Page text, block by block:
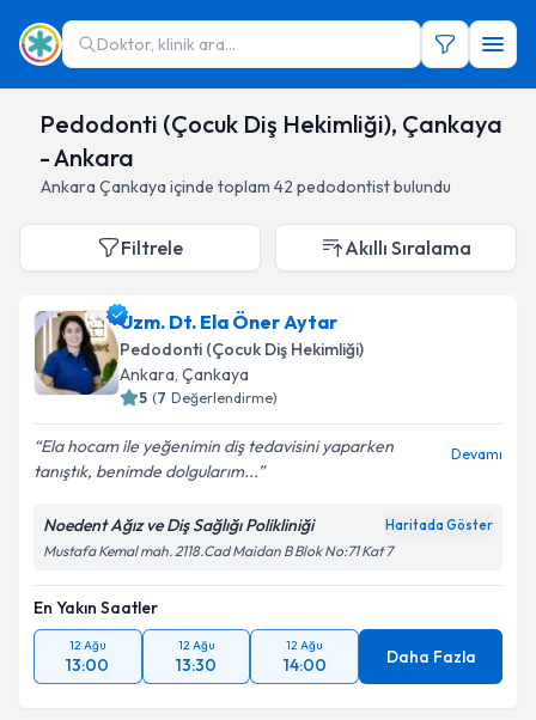
Doktor, klinik ara...
Pedodonti (Çocuk Diş Hekimliği), Çankaya
- Ankara
Ankara Çankaya içinde toplam 42 pedodontistbulundu
Filtrele Akıllı Sıralama
Uzm. Dt. Ela Öner Aytar
Pedodonti (Çocuk Diş Hekimliği)
Ankara, Çankaya
5 (7 Değerlendirme)
Ela hocam ile yeğenimin diş tedavisini yaparken
tanıştık, benimde dolgularım...
Devamı
Noedent Ağız ve Diş Sağlığı Polikliniği Haritada Göster
Mustafa Kemal mah. 2118.Cad Maidan B Blok No:71 Kat 7
En Yakın Saatler
12 Ağu
13:00
12 Ağu
13:30
12 Ağu
14:00 Daha Fazla